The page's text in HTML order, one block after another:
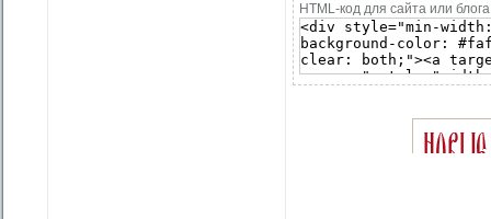
HTML-код для сайта или